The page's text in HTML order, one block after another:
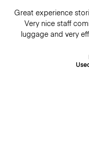
Great experience
Very nice staff
luggage and very